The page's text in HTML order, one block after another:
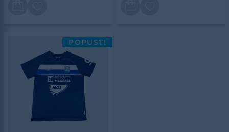
POPUST!